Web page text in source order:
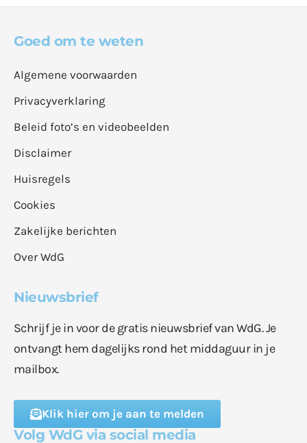
Goed om te weten
Algemene voorwaarden
Privacyverklaring
Beleid foto’s en videobeelden
Disclaimer
Huisregels
Cookies
Zakelijke berichten
Over WdG
Nieuwsbrief
Schrijf je in voor de gratis nieuwsbrief van WdG. Je
ontvangt hem dagelijks rond het middaguur in je
mailbox.
Klik hier om je aan te melden
Volg WdG via social media